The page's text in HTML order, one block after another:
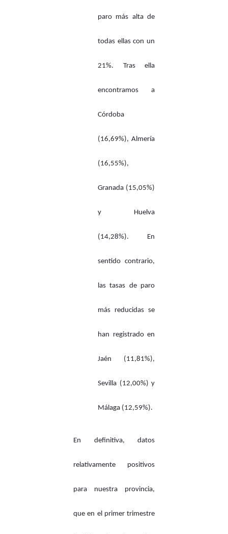
paro más alta de
todas ellas con un
21%. Tras ella
encontramos a
Córdoba
(16,69%), Almería
(16,55%),
Granada (15,05%)
y Huelva
(14,28%). En
sentido contrario,
las tasas de paro
más reducidas se
han registrado en
Jaén (11,81%),
Sevilla (12,00%) y
Málaga (12,59%).
En definitiva, datos
relativamente positivos
para nuestra provincia,
que en el primer trimestre